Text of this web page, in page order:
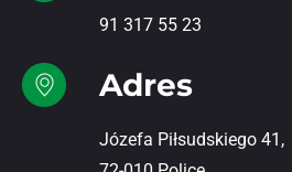
91 317 55 23
Adres
Józefa Piłsudskiego 41,